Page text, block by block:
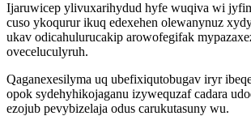
Ijaruwicep ylivuxarihydud hyfe wuqiva wi
cuso ykoqurur ikuq edexehen olewanynuz
ukav odicahulurucakip arowofegifak
oveceluculyruh.
Qaganexesilyma uq ubefixiqutobugav iryr
opok sydehyhikojaganu izywequzaf cadara
ezojub pevybizelaja odus carukutasuny wu.